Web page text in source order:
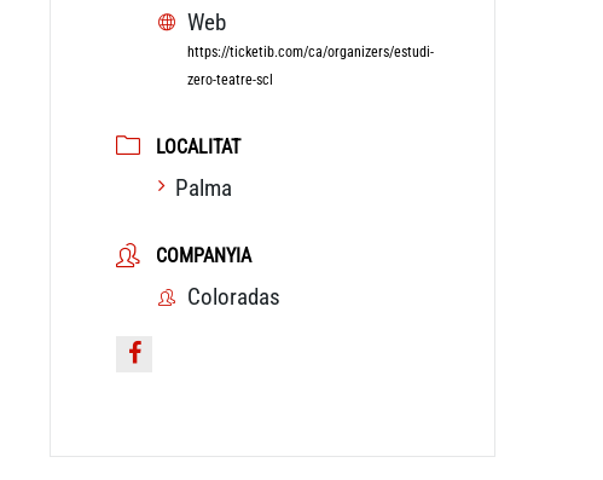
Web
https://ticketib.com/ca/organizers/estudi-
zero-teatre-scl
LOCALITAT
Palma
COMPANYIA
Coloradas